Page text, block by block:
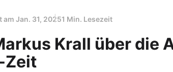
am Jan. 31, 20251 Min. Lesezeit
Krall über die
Zeit